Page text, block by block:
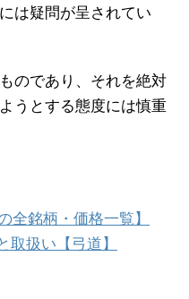
は疑問が呈されてい
のであり、それを絶対
うとする態度には慎重
全銘柄・価格一覧】
取扱い【弓道】